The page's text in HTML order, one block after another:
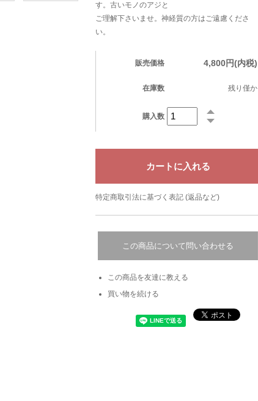
す。古いモノのアジと
ご理解下さいませ。神経質の方はご遠慮くださ
い。
販売価格 4,800円(内税)
在庫数 残り僅か
購入数
特定商取引法に基づく表記 (返品など)
この商品について問い合わせる
この商品を友達に教える
買い物を続ける